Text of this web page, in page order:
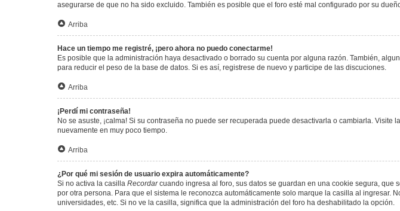
asegurarse de que no ha sido excluido. También es posible que el foro esté mal configurado por su
Arriba
Hace un tiempo me registré, ¡pero ahora no puedo conectarme!
Es posible que la administración haya desactivado o borrado su cuenta por alguna razón. También,
para reducir el peso de la base de datos. Si es así, registrese de nuevo y participe de las discuciones.
Arriba
¡Perdí mi contraseña!
No se asuste, ¡calma! Si su contraseña no puede ser recuperada puede desactivarla o cambiarla. Visite
nuevamente en muy poco tiempo.
Arriba
¿Por qué mi sesión de usuario expira automáticamente?
Si no activa la casilla Recordarcuando ingresa al foro, sus datos se guardan en una cookie segura, que
por otra persona. Para que el sistema le reconozca automáticamente solo marque la casilla al ingresar.
universidades, etc. Si no ve la casilla, significa que la administración del foro ha deshabilitado la opción.